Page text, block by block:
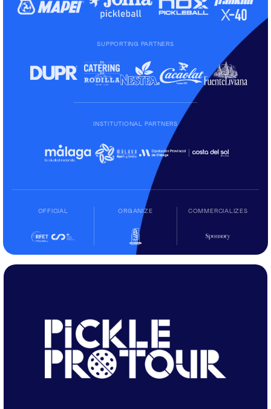
SUPPORTING PARTNERS
INSTITUTIONAL PARTNERS
OFFICIAL ORGANIZE COMMERCIALIZES